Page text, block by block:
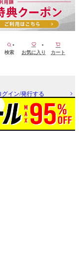
検索 お気に入り カート
グイン/発行する